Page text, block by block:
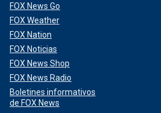
FOX News Go
FOX Weather
FOX Nation
FOX Noticias
FOX News Shop
FOX News Radio
Boletines informativos
de FOX News